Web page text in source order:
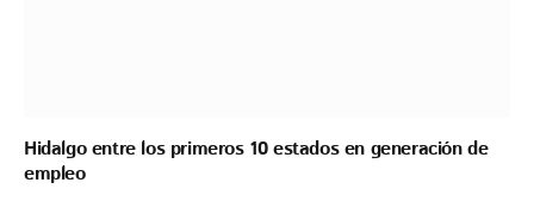
Hidalgo entre los primeros 10 estados en generación de
empleo